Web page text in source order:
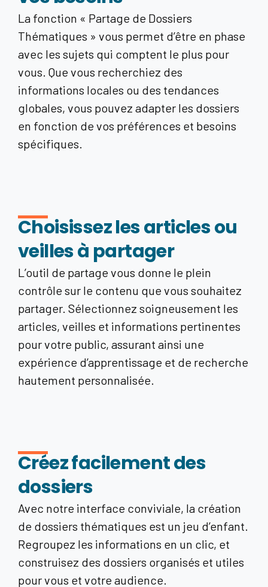
La fonction « Partage de Dossiers
Thématiques » vous permet d’être en phase
avec les sujets qui comptent le plus pour
vous. Que vous recherchiez des
informations locales ou des tendances
globales, vous pouvez adapter les dossiers
en fonction de vos préférences et besoins
spécifiques.
Choisissez les articles ou
veilles à partager
L’outil de partage vous donne le plein
contrôle sur le contenu que vous souhaitez
partager. Sélectionnez soigneusement les
articles, veilles et informations pertinentes
pour votre public, assurant ainsi une
expérience d’apprentissage et de recherche
hautement personnalisée.
Créez facilement des
dossiers
Avec notre interface conviviale, la création
de dossiers thématiques est un jeu d’enfant.
Regroupez les informations en un clic, et
construisez des dossiers organisés et utiles
pour vous et votre audience.